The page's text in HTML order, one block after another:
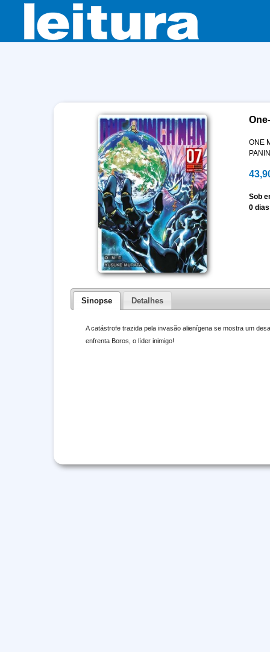
ONE
Sob
0 dias
Sinopse Detalhes
A catástrofe trazida pela invasão alienígena se mostra um
enfrenta Boros, o líder inimigo!